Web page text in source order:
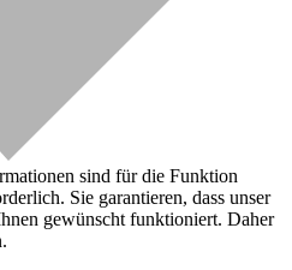
sind für die Funktion
Sie garantieren, dass unser
gewünscht funktioniert. Daher